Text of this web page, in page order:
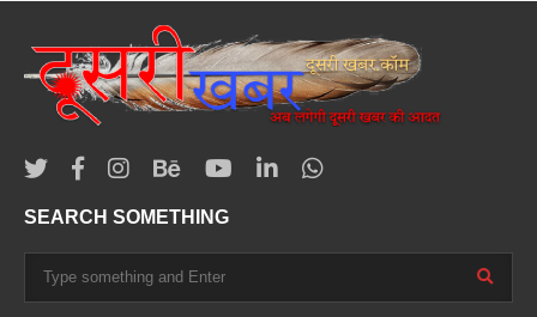
SEARCH SOMETHING